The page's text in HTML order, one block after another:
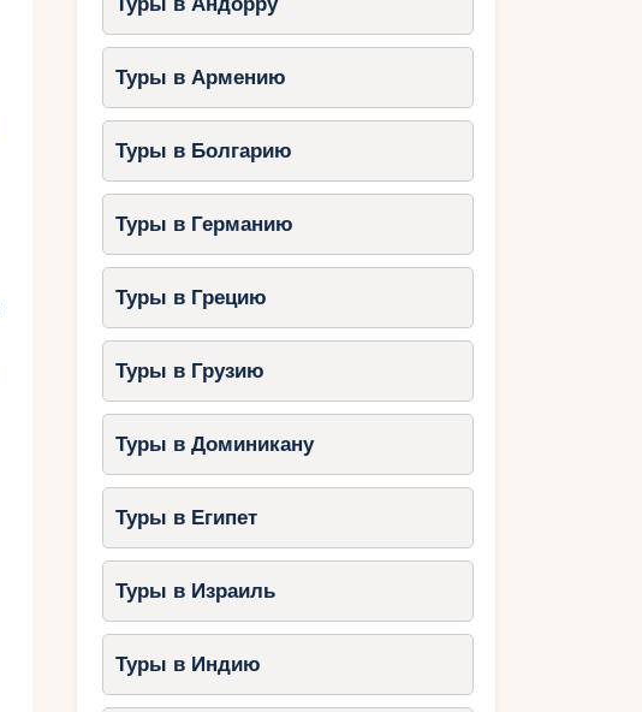
Туры в Армению
Туры в Болгарию
Туры в Германию
Туры в Грецию
Туры в Грузию
Туры в Доминикану
Туры в Египет
Туры в Израиль
Туры в Индию